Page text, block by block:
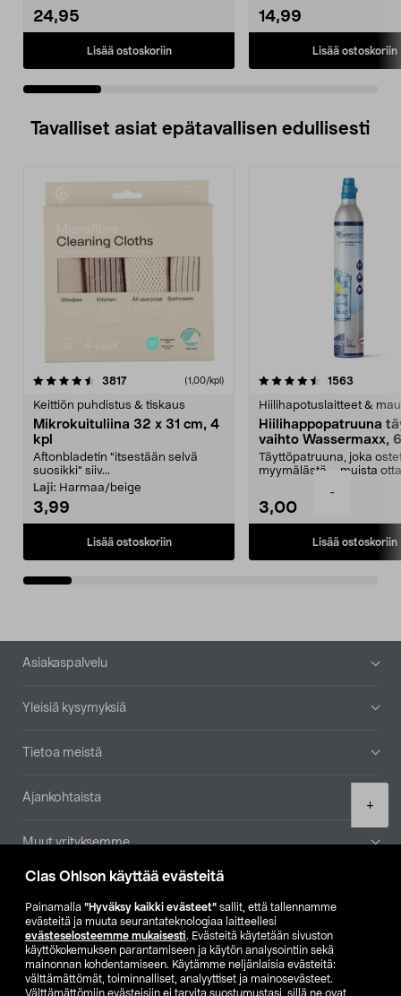
Clas Ohlson käyttää evästeitä
Painamalla ”Hyväksy kaikki evästeet” sallit, että tallennamme
evästeitä ja muuta seurantateknologiaa laitteellesi
evästeselosteemme mukaisesti. Evästeitä käytetään sivuston
käyttökokemuksen parantamiseen ja käytön analysointiin sekä
mainonnan kohdentamiseen. Käytämme neljänlaisia evästeitä:
välttämättömät, toiminnalliset, analyyttiset ja mainosevästeet.
Välttämättömiin evästeisiin ei tarvita suostumustasi, sillä ne ovat
-
+
24,95
Lisää ostoskoriin
14,99
Lisää ostoskoriin
Tavalliset asiat epätavallisen edullisesti
3817arvostelut (1,00/kpl)
Keittiön puhdistus & tiskaus
Mikrokuituliina 32 x 31 cm, 4
kpl
Aftonbladetin "itsestään selvä
suosikki" siiv...
Laji: Harmaa/beige
3,99
Lisää ostoskoriin
4.5viidestä
1563
Hiilihapotuslaitteet &
Hiilihappopatruuna
vaihto Wassermaxx,
Täyttöpatruuna, joka
myymälästä – muista
3,00
Lisää ostoskoriin
4.5viidestä
Alatunniste
Asiakaspalvelu
Yleisiä kysymyksiä
Tietoa meistä
Ajankohtaista
Muut yrityksemme
Etsi myymälä
SE NO FI
FI SV